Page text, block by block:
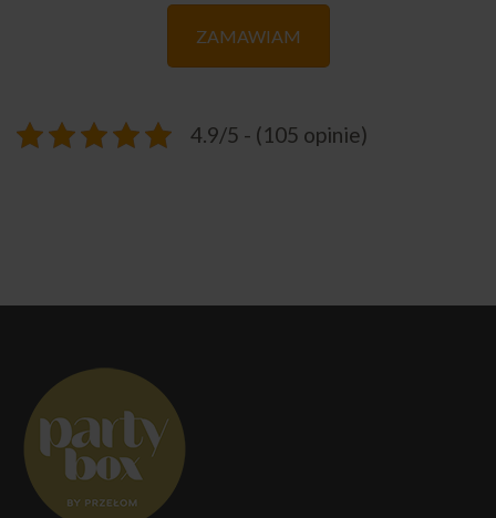
ZAMAWIAM
4.9/5 - (105 opinie)